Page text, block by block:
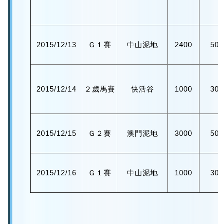
2015/12/13 Ｇ１賽 中山泥地 2400
2015/12/14 ２歲馬賽 快活谷 1000
2015/12/15 Ｇ２賽 澳門泥地 3000
2015/12/16 Ｇ１賽 中山泥地 1000